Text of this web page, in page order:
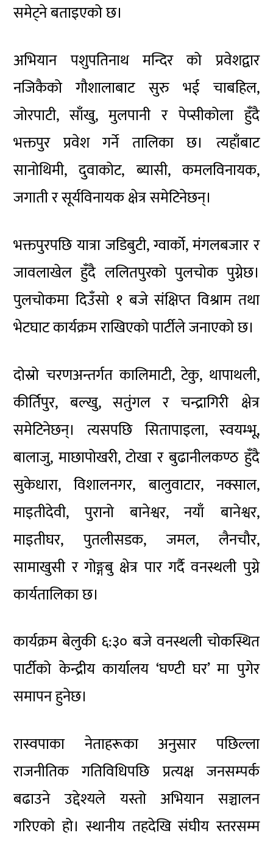
समेट्ने बताइएको छ।
अभियानपशुपतिनाथ मन्दिरको प्रवेशद्वार
नजिकैको गौशालाबाट सुरु भई चाबहिल,
जोरपाटी, साँखु, मुलपानी र पेप्सीकोला हुँदै
भक्तपुर प्रवेश गर्ने तालिका छ। त्यहाँबाट
सानोथिमी, दुवाकोट, ब्यासी, कमलविनायक,
जगाती र सूर्यविनायक क्षेत्र समेटिनेछन्।
भक्तपुरपछि यात्रा जडिबुटी, ग्वार्को, मंगलबजार र
जावलाखेल हुँदै ललितपुरको पुलचोक पुग्नेछ।
पुलचोकमा दिउँसो १ बजे संक्षिप्त विश्राम तथा
भेटघाट कार्यक्रम राखिएको पार्टीले जनाएको छ।
दोस्रो चरणअन्तर्गत कालिमाटी, टेकु, थापाथली,
कीर्तिपुर, बल्खु, सतुंगल र चन्द्रागिरी क्षेत्र
समेटिनेछन्। त्यसपछि सितापाइला, स्वयम्भू,
बालाजु, माछापोखरी, टोखा र बुढानीलकण्ठ हुँदै
सुकेधारा, विशालनगर, बालुवाटार, नक्साल,
माइतीदेवी, पुरानो बानेश्वर, नयाँ बानेश्वर,
माइतीघर, पुतलीसडक, जमल, लैनचौर,
सामाखुसी र गोङ्गबु क्षेत्र पार गर्दै वनस्थली पुग्ने
कार्यतालिका छ।
कार्यक्रम बेलुकी ६:३० बजे वनस्थली चोकस्थित
पार्टीको केन्द्रीय कार्यालय ‘घण्टी घर’ मा पुगेर
समापन हुनेछ।
रास्वपाका नेताहरूका अनुसार पछिल्ला
राजनीतिक गतिविधिपछि प्रत्यक्ष जनसम्पर्क
बढाउने उद्देश्यले यस्तो अभियान सञ्चालन
गरिएको हो। स्थानीय तहदेखि संघीय स्तरसम्म